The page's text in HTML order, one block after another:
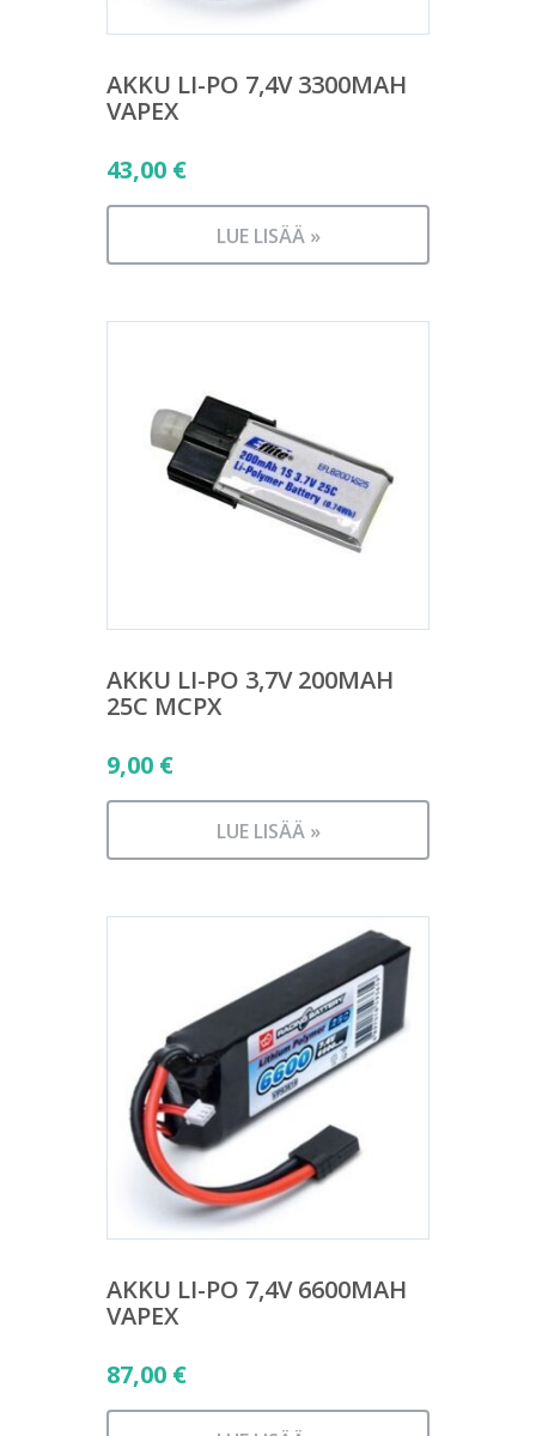
AKKU LI-PO 7,4V 3300MAH
VAPEX
43,00 €
LUE LISÄÄ »
AKKU LI-PO 3,7V 200MAH
25C MCPX
9,00 €
LUE LISÄÄ »
AKKU LI-PO 7,4V 6600MAH
VAPEX
87,00 €